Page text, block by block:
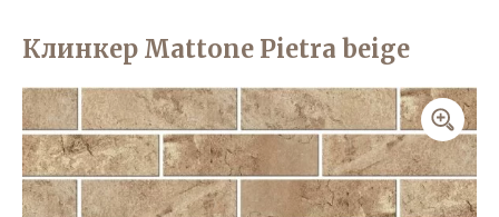
Клинкер Mattone Pietra beige